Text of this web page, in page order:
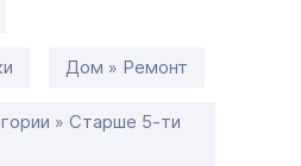
Дом » Ремонт
» Старше 5-ти